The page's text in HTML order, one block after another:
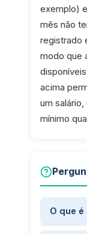
exemplo)
mês não
registrado
modo que
acima
um
mínimo
O que